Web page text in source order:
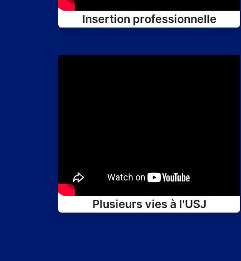
Insertion professionnelle
Plusieurs vies à l'USJ